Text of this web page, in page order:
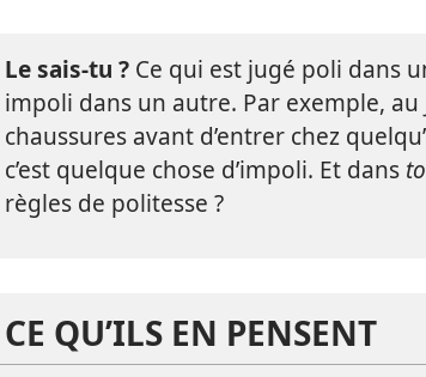
Le sais-tu ? Ce qui est jugé poli dans
impoli dans un autre. Par exemple, au
chaussures avant d’entrer chez
c’est quelque chose d’impoli. Et dans
règles de politesse ?
CE QU’ILS EN PENSENT